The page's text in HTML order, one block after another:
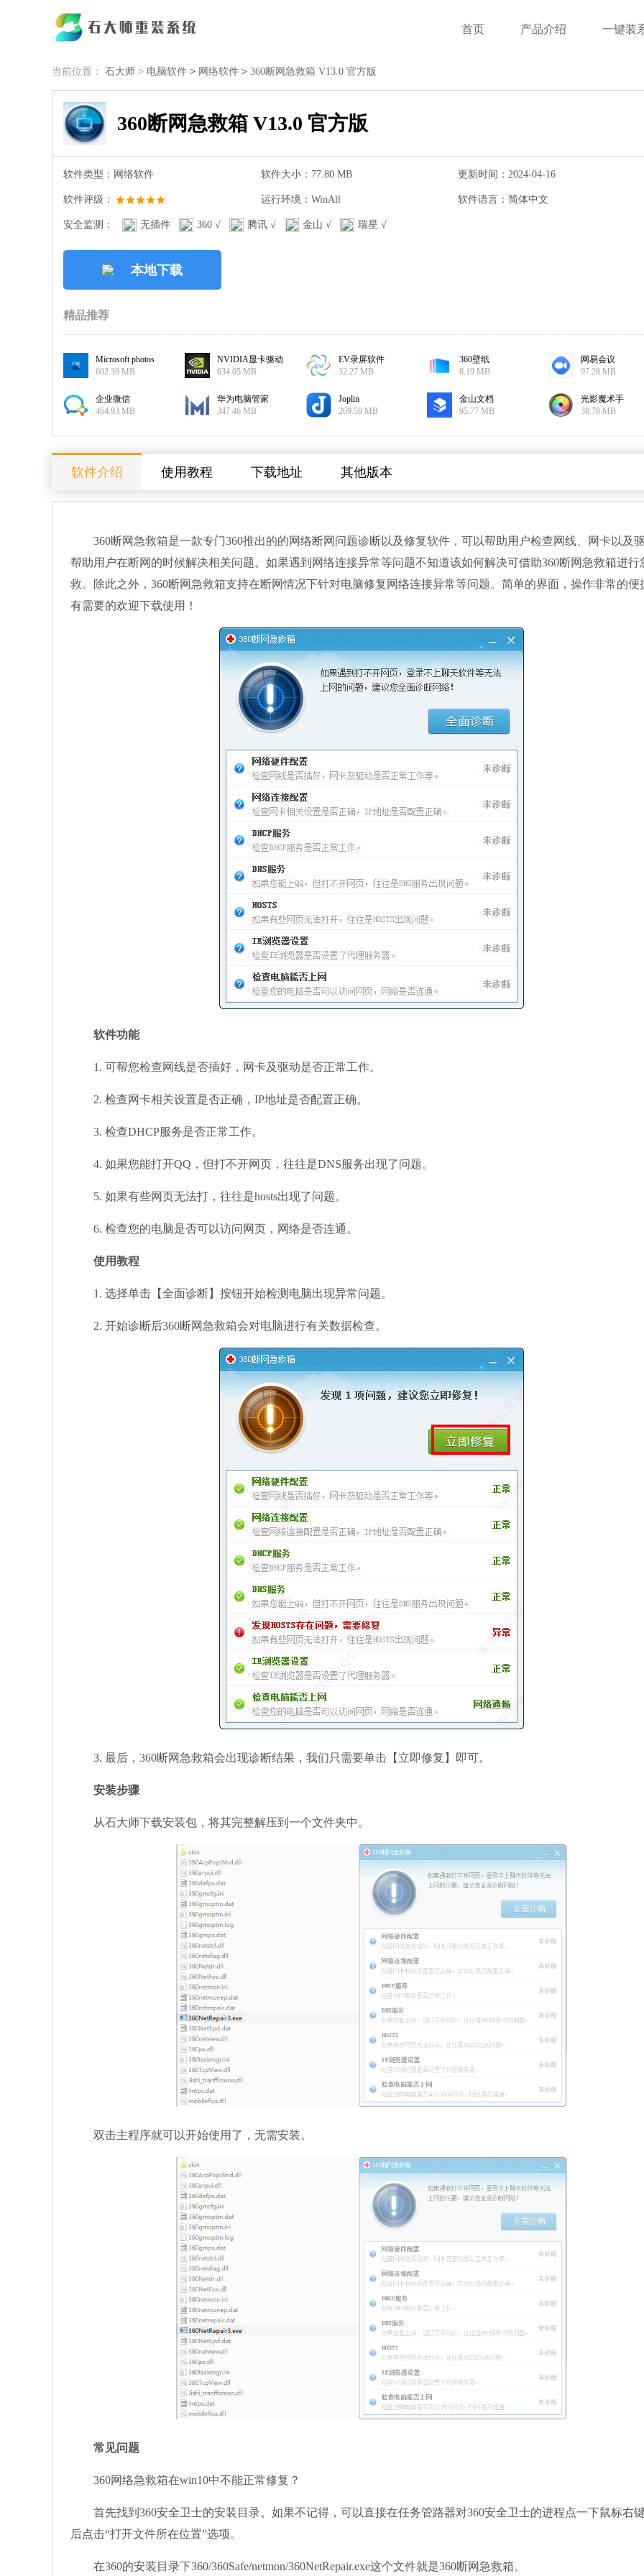
首页 产品介绍 一键装
当前位置： 石大师 > 电脑软件 > 网络软件 > 360断网急救箱 V13.0 官方版
360断网急救箱 V13.0 官方版
软件类型：网络软件 软件大小：77.80 MB 更新时间：2024-04-16
软件评级： 运行环境：WinAll 软件语言：简体中文
安全监测： 无插件 360 √ 腾讯 √ 金山 √ 瑞星 √
本地下载
精品推荐
Microsoft photos
602.39 MB
NVIDIA显卡驱动
634.05 MB
EV录屏软件
32.27 MB
360壁纸
8.19 MB
网易会议
97.28 MB
企业微信
464.93 MB
华为电脑管家
347.46 MB
Joplin
269.59 MB
金山文档
95.77 MB
光影魔术手
38.78 MB
软件介绍 使用教程 下载地址 其他版本
360断网急救箱是一款专门360推出的的网络断网问题诊断以及修复软件，可以帮助用户检查网线、网卡以及驱
帮助用户在断网的时候解决相关问题。如果遇到网络连接异常等问题不知道该如何解决可借助360断网急救箱进行
救。除此之外，360断网急救箱支持在断网情况下针对电脑修复网络连接异常等问题。简单的界面，操作非常的便
有需要的欢迎下载使用！
软件功能
1. 可帮您检查网线是否插好，网卡及驱动是否正常工作。
2. 检查网卡相关设置是否正确，IP地址是否配置正确。
3. 检查DHCP服务是否正常工作。
4. 如果您能打开QQ，但打不开网页，往往是DNS服务出现了问题。
5. 如果有些网页无法打，往往是hosts出现了问题。
6. 检查您的电脑是否可以访问网页，网络是否连通。
使用教程
1. 选择单击【全面诊断】按钮开始检测电脑出现异常问题。
2. 开始诊断后360断网急救箱会对电脑进行有关数据检查。
3. 最后，360断网急救箱会出现诊断结果，我们只需要单击【立即修复】即可。
安装步骤
从石大师下载安装包，将其完整解压到一个文件夹中。
双击主程序就可以开始使用了，无需安装。
常见问题
360网络急救箱在win10中不能正常修复？
首先找到360安全卫士的安装目录。如果不记得，可以直接在任务管路器对360安全卫士的进程点一下鼠标右
后点击“打开文件所在位置”选项。
在360的安装目录下360/360Safe/netmon/360NetRepair.exe这个文件就是360断网急救箱。